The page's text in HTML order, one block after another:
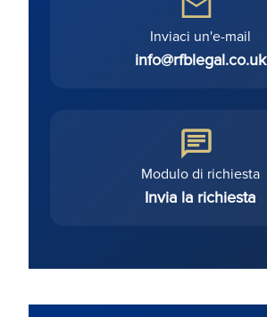
Inviaci un'e-mail
info@rfblegal.co.uk
Modulo di richiesta
Invia la richiesta